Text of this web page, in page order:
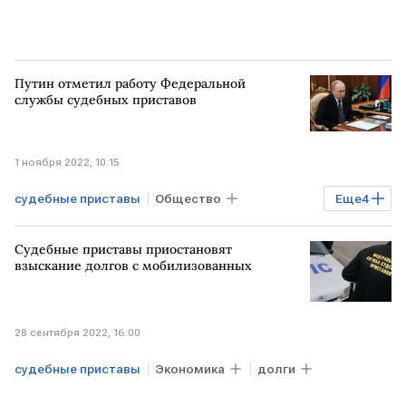
Путин отметил работу Федеральной
службы судебных приставов
1 ноября 2022, 10:15
Еще4
судебные приставы Общество
Экономика Владимир Путин
РОССИЯ ФССП
Судебные приставы приостановят
взыскание долгов с мобилизованных
28 сентября 2022, 16:00
судебные приставы Экономика долги